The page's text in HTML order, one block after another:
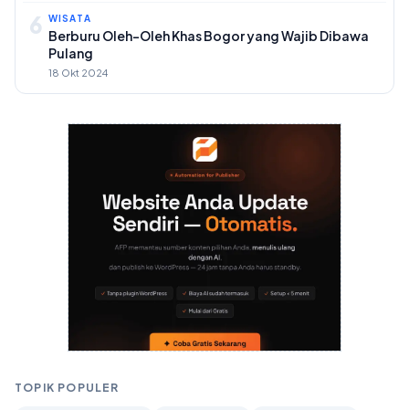
6 WISATA
Berburu Oleh-Oleh Khas Bogor yang Wajib Dibawa
Pulang
18 Okt 2024
TOPIK POPULER